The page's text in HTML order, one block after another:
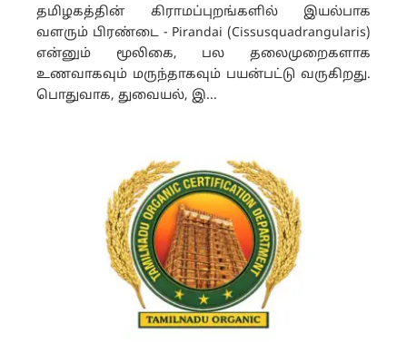
தமிழகத்தின் கிராமப்புறங்களில் இயல்பாக
வளரும் பிரண்டை - Pirandai (Cissusquadrangularis)
என்னும் மூலிகை, பல தலைமுறைகளாக
உணவாகவும் மருந்தாகவும் பயன்பட்டு வருகிறது.
பொதுவாக, துவையல், இ...